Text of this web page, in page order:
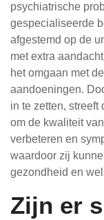
psychiatrische
gespecialiseerde
afgestemd op de
met extra
het omgaan met
aandoeningen.
in te zetten,
om de kwaliteit
verbeteren en
waardoor zij
gezondheid en
Zijn er